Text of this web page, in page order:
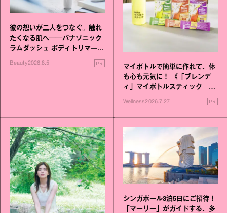
彼の想いが二人をつなぐ。触れ
たくなる肌へ──パナソニック
ラムダッシュ ボディトリマーが
Beauty2026.8.5 PR
マイボトルで簡単に作れて、体
も心も元気に！ 《「ブレンデ
ィ」マイボトルスティック い
いこと毎日》シリーズが誕生
Wellness2026.7.27 PR
シンガポール3泊5日にご招待！
「マーリー」がガイドする、多